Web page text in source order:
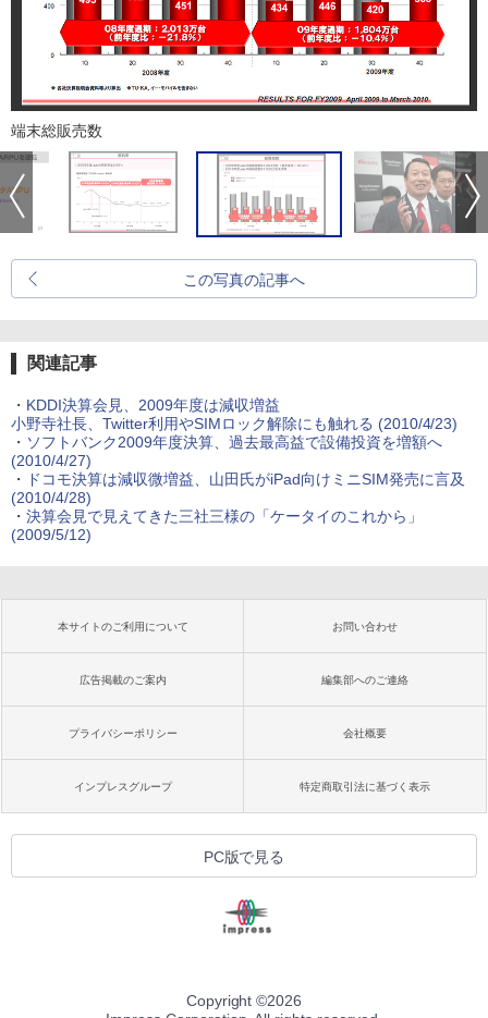
端末総販売数
この写真の記事へ
関連記事
・ KDDI決算会見、2009年度は減収増益
小野寺社長、Twitter利用やSIMロック解除にも触れる (2010/4/23)
・ ソフトバンク2009年度決算、過去最高益で設備投資を増額へ
(2010/4/27)
・
ドコモ決算は減収微増益、山田氏がiPad向けミニSIM発売に言及
(2010/4/28)
・ 決算会見で見えてきた三社三様の「ケータイのこれから」
(2009/5/12)
本サイトのご利用について お問い合わせ
広告掲載のご案内 編集部へのご連絡
プライバシーポリシー 会社概要
インプレスグループ 特定商取引法に基づく表示
PC版で見る
Copyright ©2026